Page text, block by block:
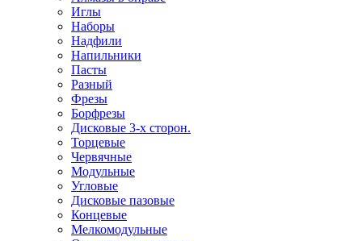
Иглы
Наборы
Надфили
Напильники
Пасты
Разный
Фрезы
Борфрезы
Дисковые 3-х сторон.
Торцевые
Червячные
Модульные
Угловые
Дисковые пазовые
Концевые
Мелкомодульные